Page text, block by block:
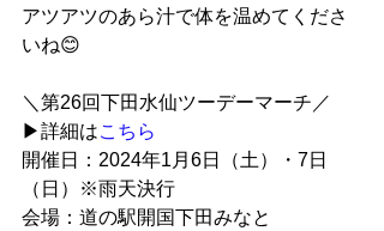
アツアツのあら汁で体を温めてくださ
いね😊
＼第26回下田水仙ツーデーマーチ／
▶詳細はこちら
開催日：2024年1月6日（土）・7日
（日）※雨天決行
会場：道の駅開国下田みなと